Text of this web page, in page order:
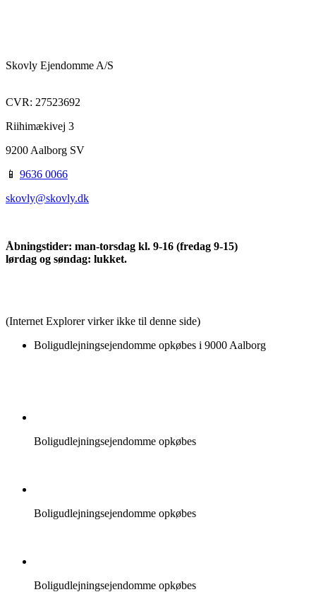
​Skovly Ejendomme A/S
​CVR: 27523692
Riihimækivej 3
9200 Aalborg SV
​📱 9636 0066​
skovly@skovly.dk
Åbningstider: man-torsdag kl. 9-16 (fredag 9-15)
​lørdag og søndag: lukket.
(Internet Explorer virker ikke til denne side)
Boligudlejningsejendomme opkøbes i 9000 Aalborg
Boligudlejningsejendomme opkøbes
Boligudlejningsejendomme opkøbes
Boligudlejningsejendomme opkøbes